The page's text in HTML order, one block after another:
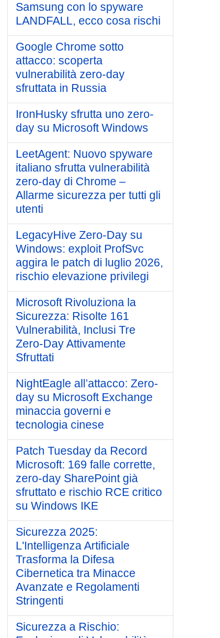
Samsung con lo spyware
LANDFALL, ecco cosa rischi
Google Chrome sotto
attacco: scoperta
vulnerabilità zero-day
sfruttata in Russia
IronHusky sfrutta uno zero-
day su Microsoft Windows
LeetAgent: Nuovo spyware
italiano sfrutta vulnerabilità
zero-day di Chrome –
Allarme sicurezza per tutti gli
utenti
LegacyHive Zero-Day su
Windows: exploit ProfSvc
aggira le patch di luglio 2026,
rischio elevazione privilegi
Microsoft Rivoluziona la
Sicurezza: Risolte 161
Vulnerabilità, Inclusi Tre
Zero-Day Attivamente
Sfruttati
NightEagle all’attacco: Zero-
day su Microsoft Exchange
minaccia governi e
tecnologia cinese
Patch Tuesday da Record
Microsoft: 169 falle corrette,
zero-day SharePoint già
sfruttato e rischio RCE critico
su Windows IKE
Sicurezza 2025:
L'Intelligenza Artificiale
Trasforma la Difesa
Cibernetica tra Minacce
Avanzate e Regolamenti
Stringenti
Sicurezza a Rischio: